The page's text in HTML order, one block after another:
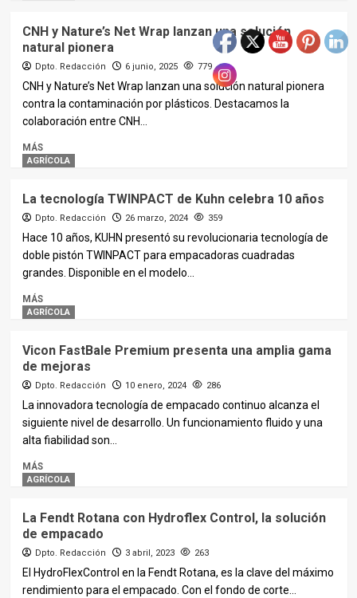
CNH y Nature’s Net Wrap lanzan una solución
natural pionera
Dpto. Redacción 6 junio, 2025 779
CNH y Nature’s Net Wrap lanzan una solución natural pionera
contra la contaminación por plásticos. Destacamos la
colaboración entre CNH...
MÁS
AGRÍCOLA
La tecnología TWINPACT de Kuhn celebra 10 años
Dpto. Redacción 26 marzo, 2024 359
Hace 10 años, KUHN presentó su revolucionaria tecnología de
doble pistón TWINPACT para empacadoras cuadradas
grandes. Disponible en el modelo...
MÁS
AGRÍCOLA
Vicon FastBale Premium presenta una amplia gama
de mejoras
Dpto. Redacción 10 enero, 2024 286
La innovadora tecnología de empacado continuo alcanza el
siguiente nivel de desarrollo. Un funcionamiento fluido y una
alta fiabilidad son...
MÁS
AGRÍCOLA
La Fendt Rotana con Hydroflex Control, la solución
de empacado
Dpto. Redacción 3 abril, 2023 263
El HydroFlexControl en la Fendt Rotana, es la clave del máximo
rendimiento para el empacado. Con el fondo de corte...